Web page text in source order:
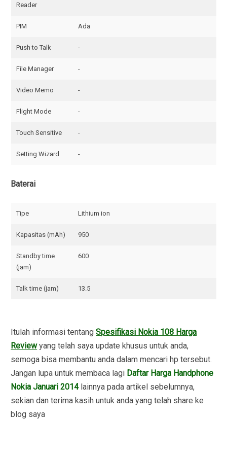
Reader
PIM Ada
Push to Talk -
File Manager -
Video Memo -
Flight Mode -
Touch Sensitive -
Setting Wizard -
Baterai
Tipe Lithium ion
Kapasitas (mAh) 950
Standby time
(jam)
600
Talk time (jam) 13.5
Itulah informasi tentangSpesifikasi Nokia 108 Harga
Review yang telah saya update khusus untuk anda,
semoga bisa membantu anda dalam mencari hp tersebut.
Jangan lupa untuk membaca lagi Daftar Harga Handphone
Nokia Januari 2014lainnya pada artikel sebelumnya,
sekian dan terima kasih untuk anda yang telah share ke
blog saya